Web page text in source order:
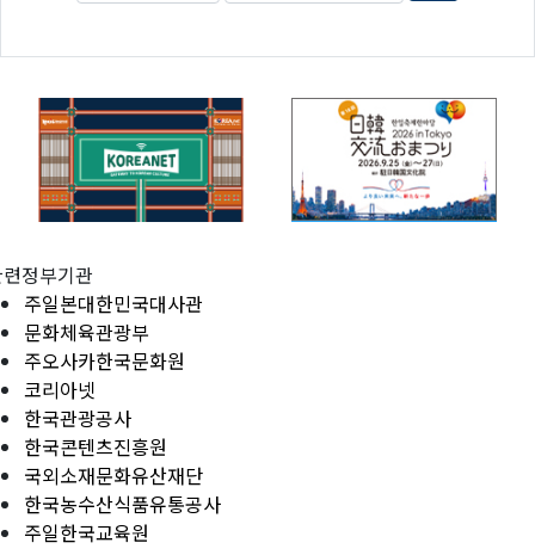
정부기관
주일본대한민국대사관
문화체육관광부
주오사카한국문화원
코리아넷
한국관광공사
한국콘텐츠진흥원
국외소재문화유산재단
한국농수산식품유통공사
주일한국교육원